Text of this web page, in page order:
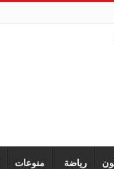
رياضة منوعات